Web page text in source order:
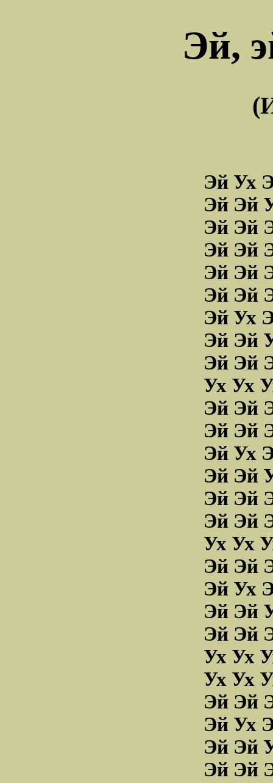
Эй,
Эй Ух
Эй Эй
Эй Эй
Эй Эй
Эй Эй
Эй Эй
Эй Ух
Эй Эй
Эй Эй
Ух Ух
Эй Эй
Эй Эй
Эй Ух
Эй Эй
Эй Эй
Эй Эй
Ух Ух
Эй Эй
Эй Ух
Эй Эй
Эй Эй
Ух Ух
Ух Ух
Эй Эй
Эй Ух
Эй Эй
Эй Эй